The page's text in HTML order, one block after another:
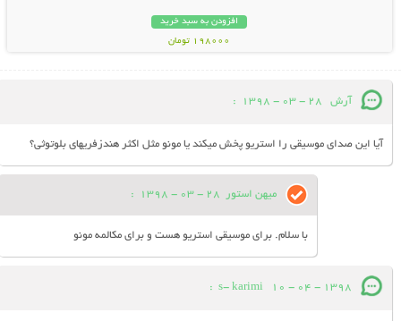
افزودن به سبد خرید
198000 تومان
آرش 28 - 03 - 1398
:
آیا این صدای موسیقی را استریو پخش میکند یا مونو مثل اکثر هندزفریهای بلوتوثی؟
میهن استور 28 - 03 - 1398
:
با سلام. برای موسیقی استریو هست و برای مکالمه مونو
s- karimi 10 - 04 - 1398
: